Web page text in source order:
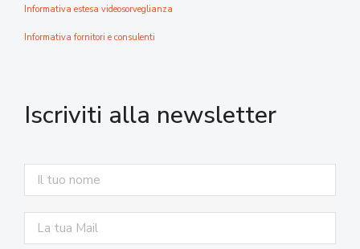
Informativa estesa videosorveglianza
Informativa fornitori e consulenti
Iscriviti alla newsletter